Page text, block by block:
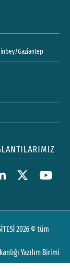
Gaziantep
2026 © tüm
Yazılım Birimi